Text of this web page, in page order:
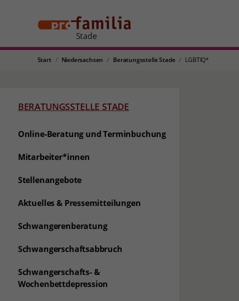
Stade
Start Niedersachsen Beratungsstelle Stade LGBTIQ*
BERATUNGSSTELLE STADE
Online-Beratung und Terminbuchung
Mitarbeiter*innen
Stellenangebote
Aktuelles & Pressemitteilungen
Schwangerenberatung
Schwangerschaftsabbruch
Schwangerschafts- &
Wochenbettdepression